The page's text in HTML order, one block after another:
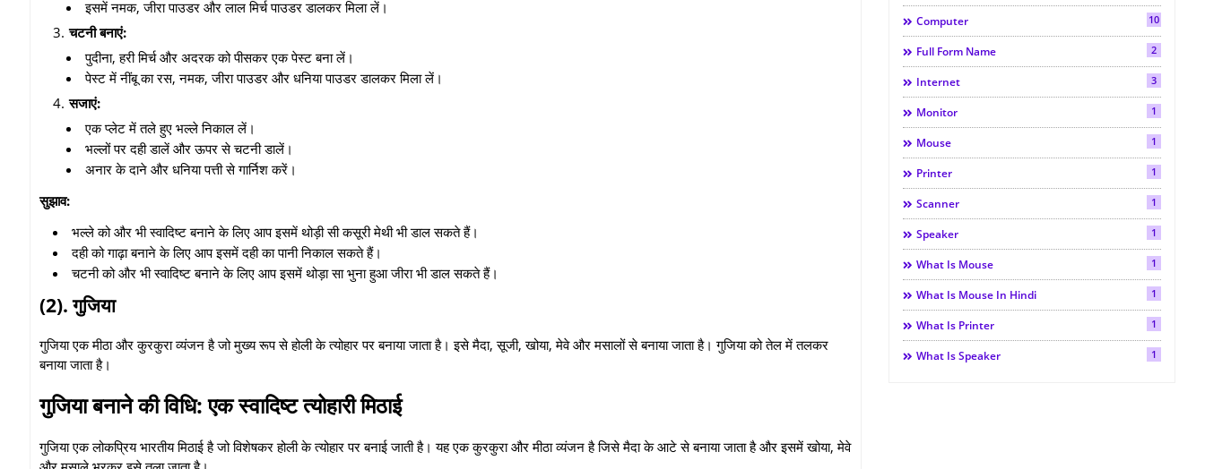
इसमें नमक, जीरा पाउडर और लाल मिर्च पाउडर डालकर मिला लें।
चटनी बनाएं:
पुदीना, हरी मिर्च और अदरक को पीसकर एक पेस्ट बना लें।
पेस्ट में नींबू का रस, नमक, जीरा पाउडर और धनिया पाउडर डालकर मिला लें।
सजाएं:
एक प्लेट में तले हुए भल्ले निकाल लें।
भल्लों पर दही डालें और ऊपर से चटनी डालें।
अनार के दाने और धनिया पत्ती से गार्निश करें।
सुझाव:
भल्ले को और भी स्वादिष्ट बनाने के लिए आप इसमें थोड़ी सी कसूरी मेथी भी डाल सकते हैं।
दही को गाढ़ा बनाने के लिए आप इसमें दही का पानी निकाल सकते हैं।
चटनी को और भी स्वादिष्ट बनाने के लिए आप इसमें थोड़ा सा भुना हुआ जीरा भी डाल सकते हैं।
(2).गुजिया
गुजिया एक मीठा और कुरकुरा व्यंजन है जो मुख्य रूप से होली के त्योहार पर बनाया जाता है। इसे मैदा, सूजी, खोया, मेवे और मसालों से बनाया जाता है। गुजिया को तेल में तलकर
बनाया जाता है।
गुजिया बनाने की विधि: एक स्वादिष्ट त्योहारी मिठाई
गुजिया एक लोकप्रिय भारतीय मिठाई है जो विशेषकर होली के त्योहार पर बनाई जाती है। यह एक कुरकुरा और मीठा व्यंजन है जिसे मैदा के आटे से बनाया जाता है और इसमें खोया, मेवे
Computer 10
Full Form Name 2
Internet 3
Monitor 1
Mouse 1
Printer 1
Scanner 1
Speaker 1
What Is Mouse 1
What Is Mouse In Hindi 1
What Is Printer 1
What Is Speaker 1